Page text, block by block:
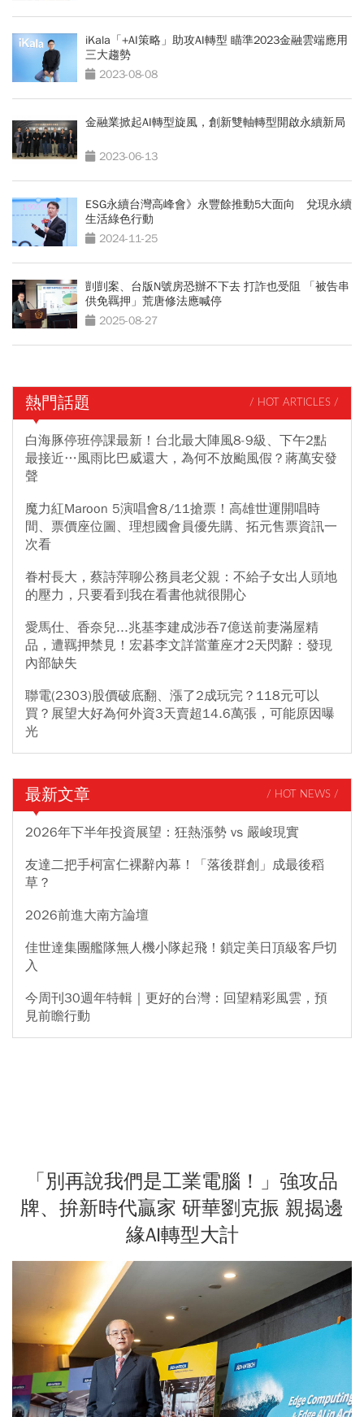
iKala「+AI策略」助攻AI轉型 瞄準2023金融雲端應用
三大趨勢
2023-08-08
金融業掀起AI轉型旋風，創新雙軸轉型開啟永續新局
2023-06-13
ESG永續台灣高峰會》永豐餘推動5大面向 兌現永續
生活綠色行動
2024-11-25
剴剴案、台版N號房恐辦不下去 打詐也受阻 「被告串
供免羈押」荒唐修法應喊停
2025-08-27
熱門話題 / HOT ARTICLES /
白海豚停班停課最新！台北最大陣風8-9級、下午2點
最接近…風雨比巴威還大，為何不放颱風假？蔣萬安發
聲
魔力紅Maroon 5演唱會8/11搶票！高雄世運開唱時
間、票價座位圖、理想國會員優先購、拓元售票資訊一
次看
眷村長大，蔡詩萍聊公務員老父親：不給子女出人頭地
的壓力，只要看到我在看書他就很開心
愛馬仕、香奈兒...兆基李建成涉吞7億送前妻滿屋精
品，遭羈押禁見！宏碁李文詳當董座才2天閃辭：發現
內部缺失
聯電(2303)股價破底翻、漲了2成玩完？118元可以
買？展望大好為何外資3天賣超14.6萬張，可能原因曝
光
最新文章 / HOT NEWS /
2026年下半年投資展望：狂熱漲勢 vs 嚴峻現實
友達二把手柯富仁裸辭內幕！「落後群創」成最後稻
草？
2026前進大南方論壇
佳世達集團艦隊無人機小隊起飛！鎖定美日頂級客戶切
入
今周刊30週年特輯｜更好的台灣：回望精彩風雲，預
見前瞻行動
「別再說我們是工業電腦！」強攻品
牌、拚新時代贏家 研華劉克振 親揭邊
緣AI轉型大計